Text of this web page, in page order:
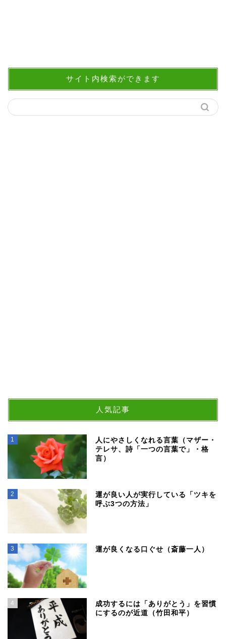
サイト内検索ができます
人気記事
1
人にやさしくなれる言葉（マザー・
テレサ、詩「一つの言葉で」・格
言）
2
運が良い人が実行している「ツキを
呼ぶ3つの方法」
3 運が良くなる口ぐせ（斎藤一人）
4
成功するには「ありがとう」を習慣
にするのが近道（竹田和平）